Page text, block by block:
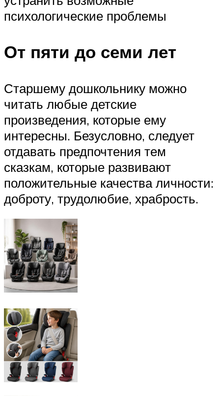
психологические проблемы
От пяти до семи лет
Старшему дошкольнику можно
читать любые детские
произведения, которые ему
интересны. Безусловно, следует
отдавать предпочтения тем
сказкам, которые развивают
положительные качества личности:
доброту, трудолюбие, храбрость.